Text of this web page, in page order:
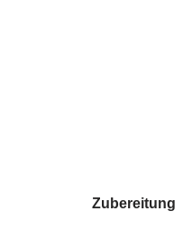
Zubereitung